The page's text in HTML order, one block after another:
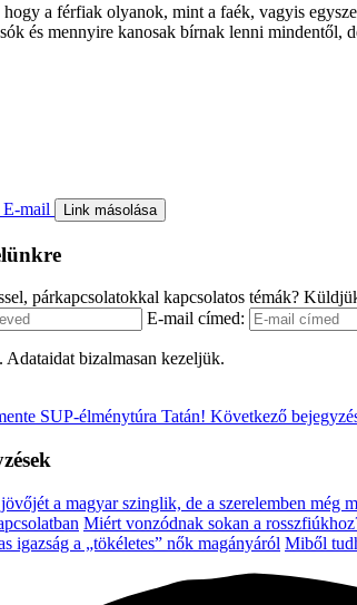
a férfiak olyanok, mint a faék, vagyis
és mennyire kanosak bírnak lenni mindentől,
E-mail Link másolása
párkapcsolatokkal kapcsolatos témák?
E-mail címed:
bizalmasan kezeljük.
SUP-élménytúra Tatán! Következő
a magyar szinglik, de a szerelemben még
Miért vonzódnak sokan a
igazság a „tökéletes” nők magányáról Miből